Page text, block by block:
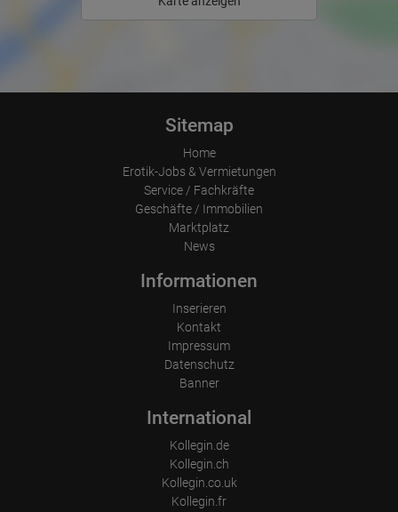
Sitemap
Home
Erotik-Jobs & Vermietungen
Service / Fachkräfte
Geschäfte / Immobilien
Marktplatz
News
Informationen
Inserieren
Kontakt
Impressum
Datenschutz
Banner
International
Kollegin.de
Kollegin.ch
Kollegin.co.uk
Kollegin.fr